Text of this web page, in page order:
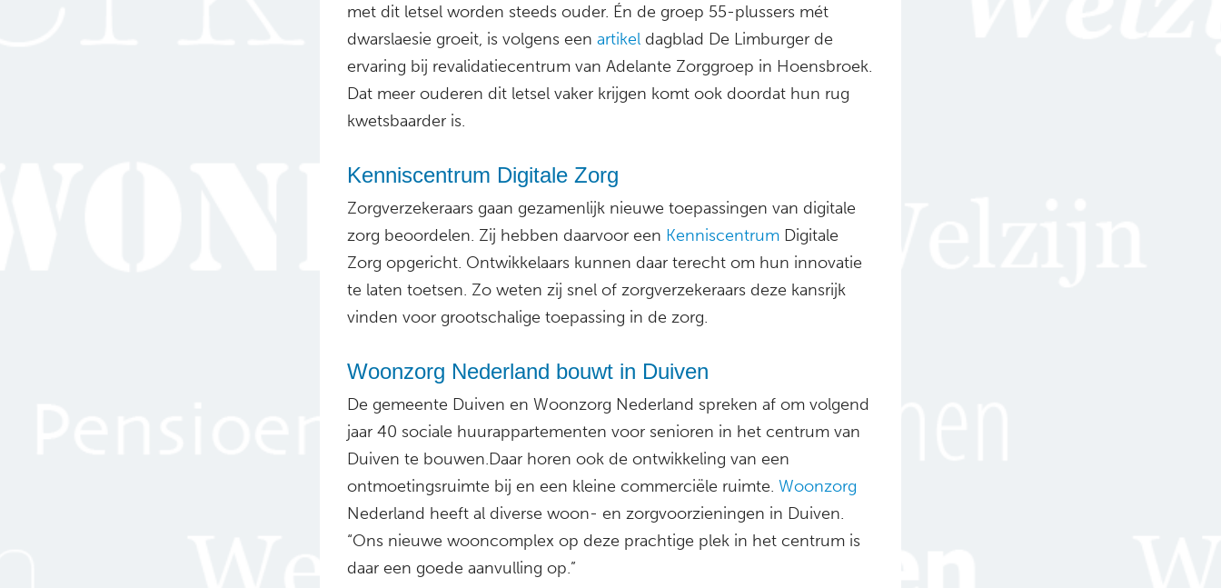
met dit letsel worden steeds ouder. Én de groep 55-plussers mét
dwarslaesie groeit, is volgens een artikel dagblad De Limburger de
ervaring bij revalidatiecentrum van Adelante Zorggroep in Hoensbroek.
Dat meer ouderen dit letsel vaker krijgen komt ook doordat hun rug
kwetsbaarder is.
Kenniscentrum Digitale Zorg
Zorgverzekeraars gaan gezamenlijk nieuwe toepassingen van digitale
zorg beoordelen. Zij hebben daarvoor een Kenniscentrum Digitale
Zorg opgericht. Ontwikkelaars kunnen daar terecht om hun innovatie
te laten toetsen. Zo weten zij snel of zorgverzekeraars deze kansrijk
vinden voor grootschalige toepassing in de zorg.
Woonzorg Nederland bouwt in Duiven
De gemeente Duiven en Woonzorg Nederland spreken af om volgend
jaar 40 sociale huurappartementen voor senioren in het centrum van
Duiven te bouwen.Daar horen ook de ontwikkeling van een
ontmoetingsruimte bij en een kleine commerciële ruimte. Woonzorg
Nederland heeft al diverse woon- en zorgvoorzieningen in Duiven.
“Ons nieuwe wooncomplex op deze prachtige plek in het centrum is
daar een goede aanvulling op.”